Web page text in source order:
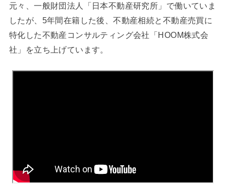
元々、一般財団法人「日本不動産研究所」で働いていま
したが、5年間在籍した後、不動産相続と不動産売買に
特化した不動産コンサルティング会社「HOOM株式会
社」を立ち上げています。